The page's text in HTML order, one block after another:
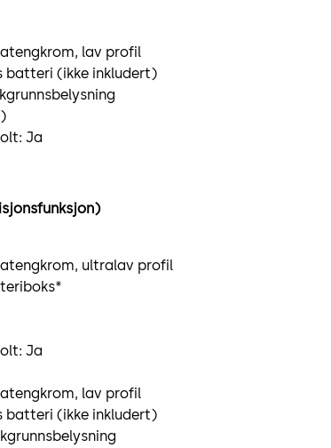
lav profil
batteri (ikke inkludert)
Ja
ultralav profil
Ja
lav profil
batteri (ikke inkludert)